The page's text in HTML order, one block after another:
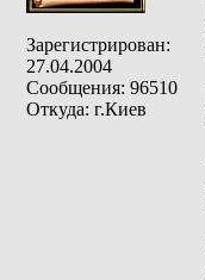
Зарегистрирован:
27.04.2004
Сообщения: 96510
Откуда: г.Киев